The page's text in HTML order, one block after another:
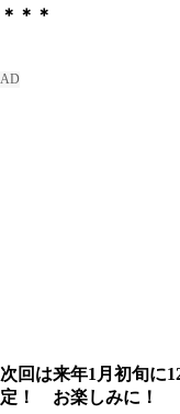
＊＊＊
次回は来年1月初旬に
定！ お楽しみに！